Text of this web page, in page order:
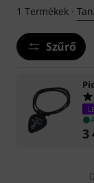
1 Termékek·
Szűrő
3